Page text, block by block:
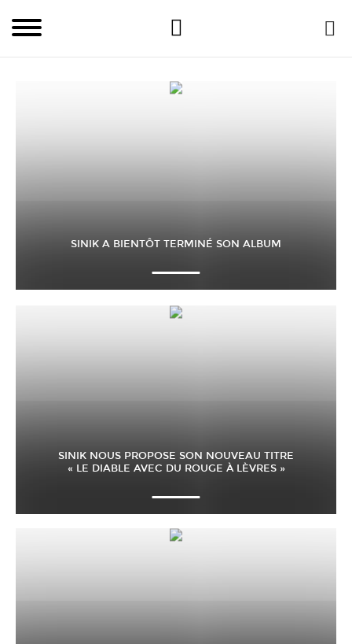
SINIK A BIENTÔT TERMINÉ SON ALBUM
SINIK NOUS PROPOSE SON NOUVEAU TITRE
« LE DIABLE AVEC DU ROUGE À LÈVRES »